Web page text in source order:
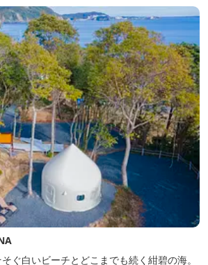
ぐ白いビーチとどこまでも続く紺碧の海。